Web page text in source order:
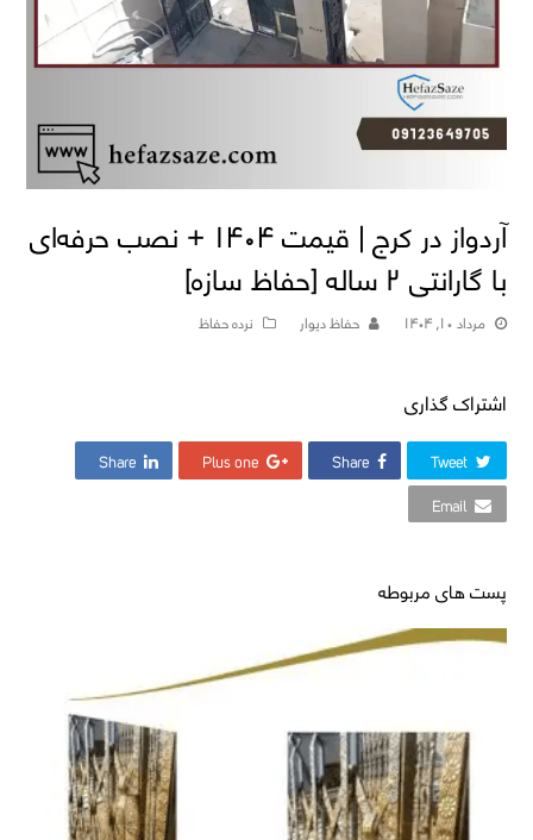
آردواز در کرج | قیمت ۱۴۰۴ + نصب حرفه‌ای
با گارانتی ۲ ساله [حفاظ سازه]
مرداد ۱۰, ۱۴۰۴ حفاظ دیوار نرده حفاظ
اشتراک گذاری
Tweet
Share
Plus one
Share
Email
پست های مربوطه